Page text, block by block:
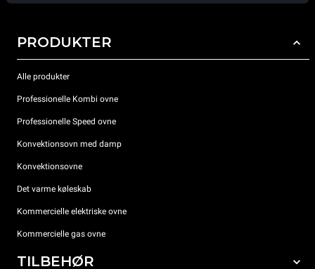
PRODUKTER
Alle produkter
Professionelle Kombi ovne
Professionelle Speed ovne
Konvektionsovn med damp
Konvektionsovne
Det varme køleskab
Kommercielle elektriske ovne
Kommercielle gas ovne
TILBEHØR